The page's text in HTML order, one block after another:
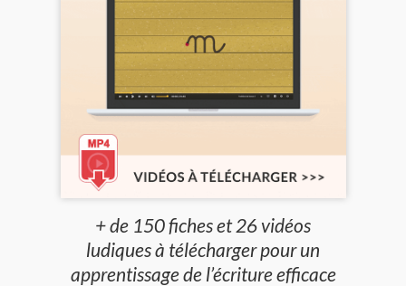
+ de 150 fiches et 26 vidéos
ludiques à télécharger pour un
apprentissage de l’écriture efficace